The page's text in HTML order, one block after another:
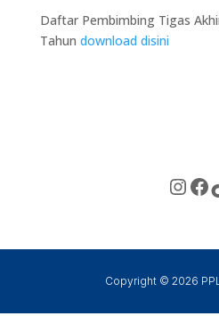
Daftar Pembimbing Tigas
Tahun download disini
Copyright © 2026